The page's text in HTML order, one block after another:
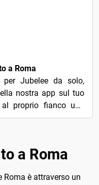
a Roma
Jubelee da solo,
nostra app sul tuo
proprio fianco una
a Roma
Roma è attraverso un